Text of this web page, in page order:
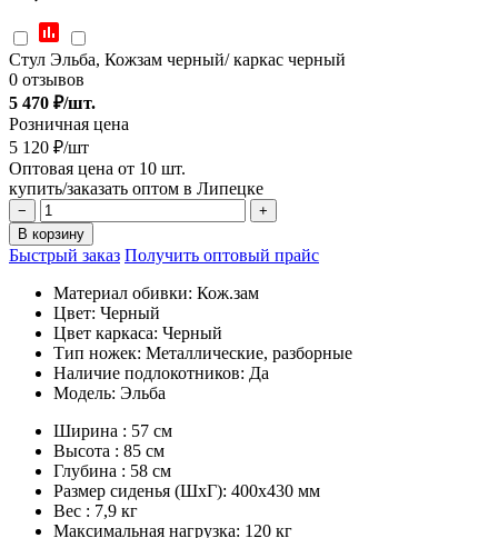
Стул Эльба, Кожзам черный/ каркас черный
0 отзывов
5 470 ₽/шт.
Розничная цена
5 120 ₽/шт
Оптовая цена от 10 шт.
купить/заказать оптом в Липецке
−
+
В корзину
Быстрый заказ Получить оптовый прайс
Материал обивки: Кож.зам
Цвет: Черный
Цвет каркаса: Черный
Тип ножек: Металлические, разборные
Наличие подлокотников: Да
Модель: Эльба
Ширина : 57 см
Высота : 85 см
Глубина : 58 см
Размер сиденья (ШxГ): 400x430 мм
Вес : 7,9 кг
Максимальная нагрузка: 120 кг